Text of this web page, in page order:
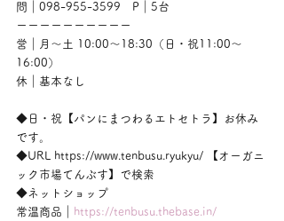
問｜098-955-3599　P｜5台
ーーーーーーーーーー
営｜月〜土 10:00〜18:30（日・祝11:00〜
16:00）
休｜基本なし
◆日・祝【パンにまつわるエトセトラ】お休み
です。
◆URL https://www.tenbusu.ryukyu/ 【オーガニ
ック市場てんぶす】で検索
◆ネットショップ
常温商品｜
https://tenbusu.thebase.in/